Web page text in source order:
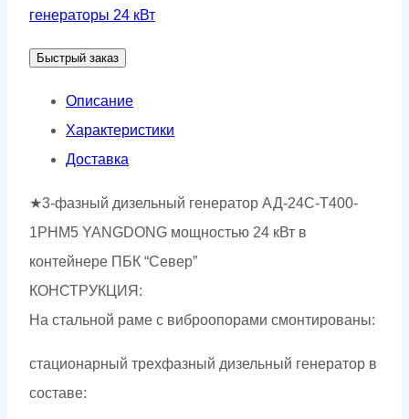
генератор
Т400-
1РНМ5
генераторы 24 кВт
Быстрый заказ
Описание
Характеристики
Доставка
★3-фазный дизельный генератор АД-24С-Т400-
1РНМ5 YANGDONG мощностью 24 кВт в
контейнере ПБК “Север”
КОНСТРУКЦИЯ:
На стальной раме с виброопорами смонтированы:
стационарный трехфазный дизельный генератор в
составе: